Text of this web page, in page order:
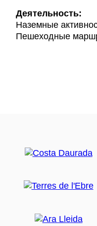
Деятельность:
Наземные
Пешеходные